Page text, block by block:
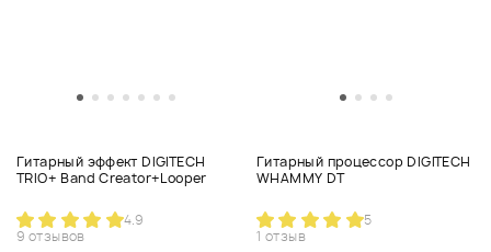
Гитарный эффект DIGITECH
TRIO+ Band Creator+Looper
4.9
9 отзывов
Гитарный процессор DIGITECH
WHAMMY DT
5
1 отзыв